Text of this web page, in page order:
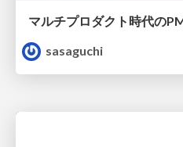
sasaguchi